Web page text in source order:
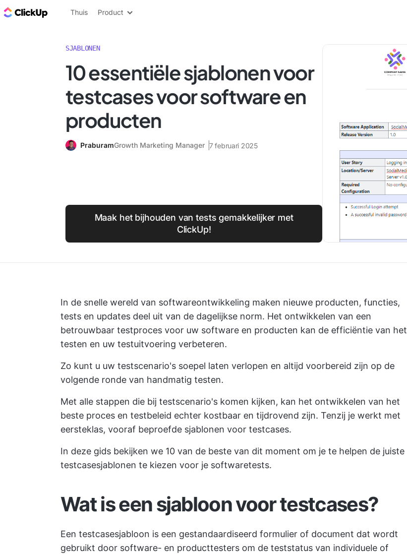
ClickUp Blog
Thuis Product
SJABLONEN
10 essentiële sjablonen voor
testcases voor software en
producten
PraburamGrowth Marketing Manager 7 februari 2025
Maak het bijhouden van tests gemakkelijker met
ClickUp!
In de snelle wereld van softwareontwikkeling maken nieuwe producten, functies,
tests en updates deel uit van de dagelijkse norm. Het ontwikkelen van een
betrouwbaar testproces voor uw software en producten kan de efficiëntie van het
testen en uw testuitvoering verbeteren.
Zo kunt u uw testscenario's soepel laten verlopen en altijd voorbereid zijn op de
volgende ronde van handmatig testen.
Met alle stappen die bij testscenario's komen kijken, kan het ontwikkelen van het
beste proces en testbeleid echter kostbaar en tijdrovend zijn. Tenzij je werkt met
eersteklas, vooraf beproefde sjablonen voor testcases.
In deze gids bekijken we 10 van de beste van dit moment om je te helpen de juiste
testcasesjablonen te kiezen voor je softwaretests.
Wat is een sjabloon voor testcases?
Een testcasesjabloon is een gestandaardiseerd formulier of document dat wordt
gebruikt door software- en producttesters om de teststatus van individuele of